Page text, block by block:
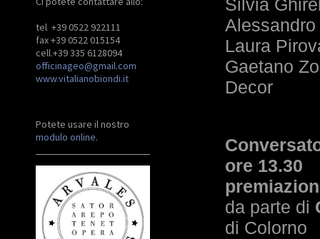
tel +39 0522 922111
fax +39 0522 015154
cell.+39 335 6128094
officinageo@gmail.com
www.vitalianobiondi.it
Potete usare il nostro
modulo online.
Silvia
Laura
Gaetano
Decor
ore 13.30
da parte di
di Colorno